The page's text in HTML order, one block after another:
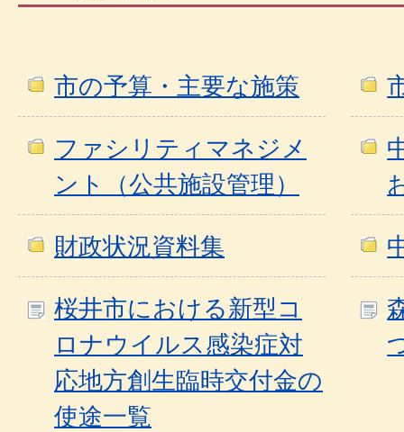
市の予算・主要な施策
ファシリティマネジメ
ント（公共施設管理）
財政状況資料集
桜井市における新型コ
ロナウイルス感染症対
応地方創生臨時交付金の
使途一覧